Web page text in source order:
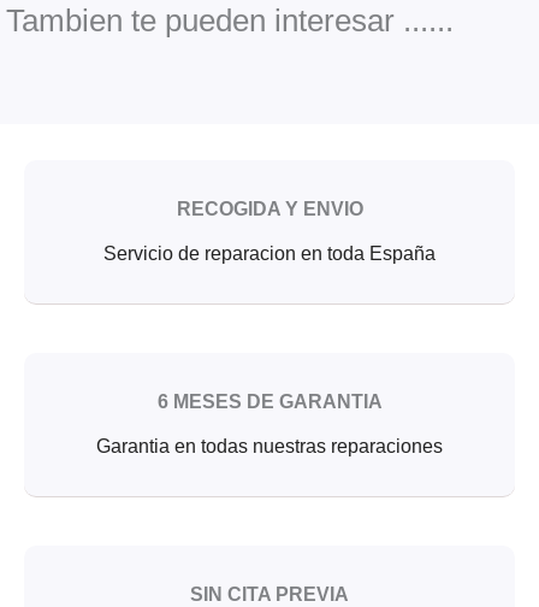
o
k
e
Tambien te pueden interesar ......
RECOGIDA Y ENVIO
Servicio de reparacion en toda España
6 MESES DE GARANTIA
Garantia en todas nuestras reparaciones
SIN CITA PREVIA